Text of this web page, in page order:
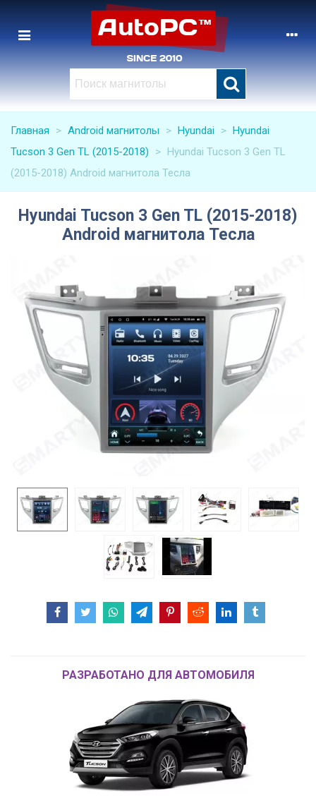
Главная > Android магнитолы > Hyundai > Hyundai
Tucson 3 Gen TL (2015-2018)
> Hyundai Tucson 3 Gen TL
(2015-2018) Android магнитола Тесла
Hyundai Tucson 3 Gen TL (2015-2018)
Android магнитола Тесла
РАЗРАБОТАНО ДЛЯ АВТОМОБИЛЯ